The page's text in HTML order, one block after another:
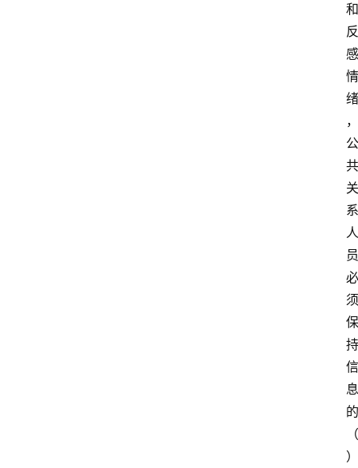
和
反
感
情
绪
，
公
共
关
系
人
员
必
须
保
持
信
息
的
（
）